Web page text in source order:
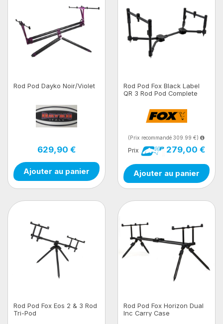
Rod Pod Dayko Noir/Violet
629,90 €
Ajouter au panier
Rod Pod Fox Black Label
QR 3 Rod Pod Complete
(Prix recommandé 309.99 €)
Prix 279,00 €
Ajouter au panier
Rod Pod Fox Eos 2 & 3 Rod
Tri-Pod
Rod Pod Fox Horizon Dual
Inc Carry Case